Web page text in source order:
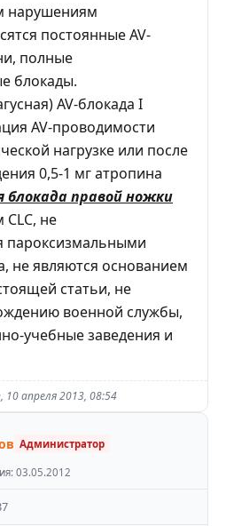
нарушениям
постоянные AV-
полные
блокады.
AV-блокада I
AV-проводимости
нагрузке или после
0,5-1 мг атропина
блокада правой ножки
CLC, не
не являются основанием
статьи, не
военной службы,
учебные заведения и
, 10 апреля 2013, 08:54
Администратор
03.05.2012